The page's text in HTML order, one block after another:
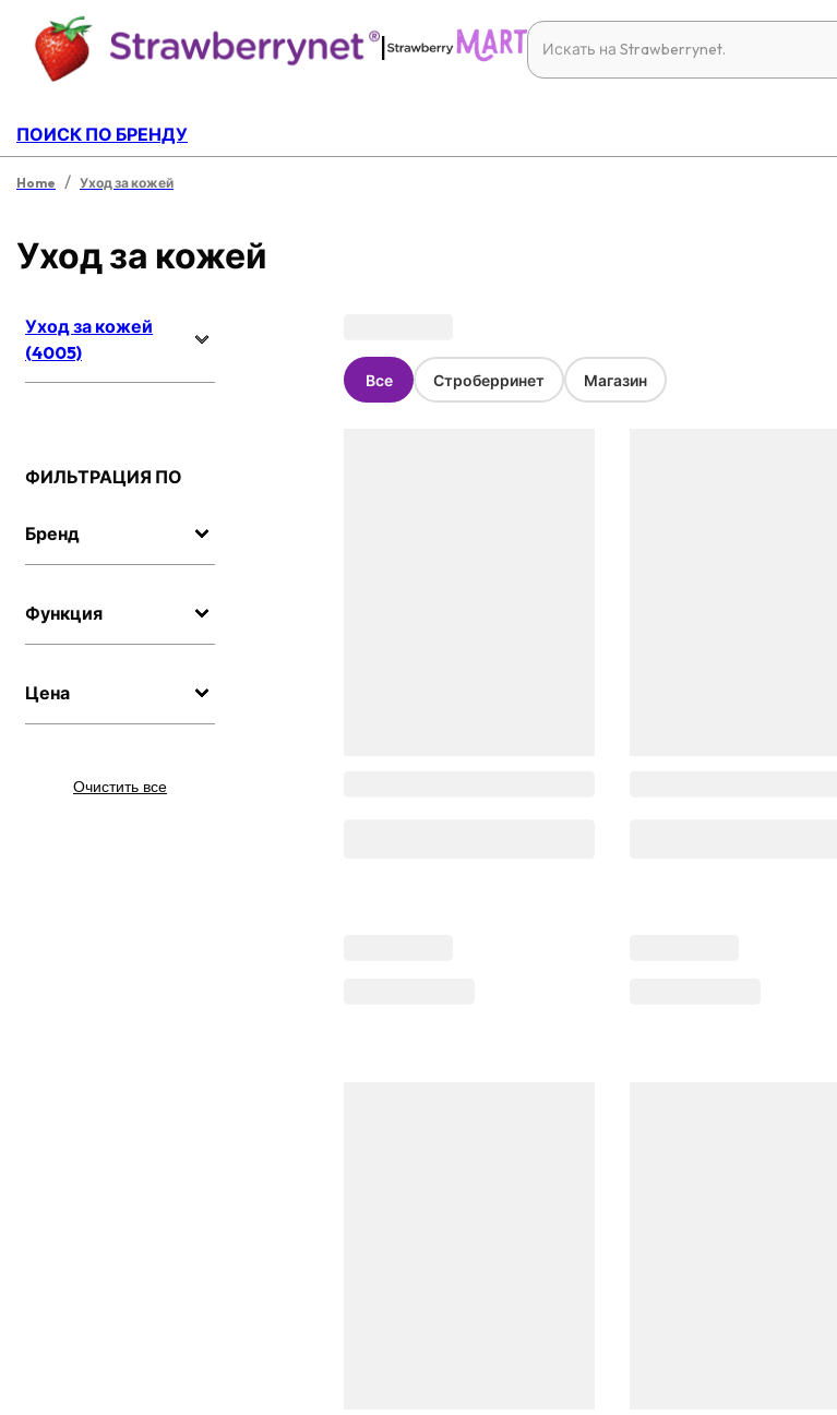
|
ПОИСК ПО БРЕНДУ
Home / Уход за кожей
Уход за кожей
Уход за кожей
(4005)
ФИЛЬТРАЦИЯ ПО
Бренд
Функция
Цена
Очистить все
Все Строберринет Магазин